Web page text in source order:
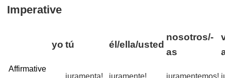
Imperative
yo tú él/ella/usted
nosotros/-
as
Affirmative